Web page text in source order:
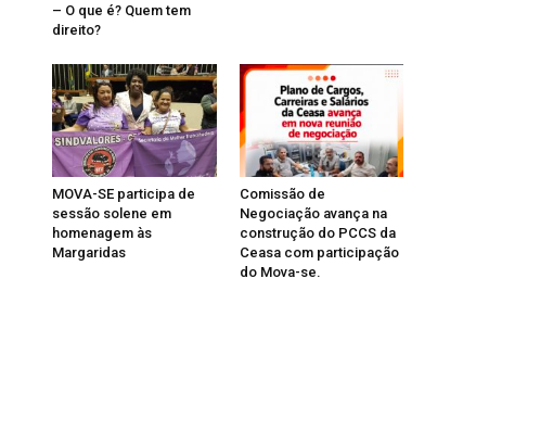
– O que é? Quem tem
direito?
MOVA-SE participa de
sessão solene em
homenagem às
Margaridas
Comissão de
Negociação avança na
construção do PCCS da
Ceasa com participação
do Mova-se.